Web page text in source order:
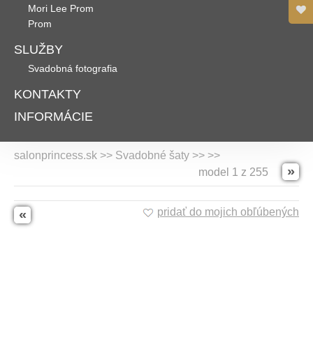
Mori Lee Prom
Prom
SLUŽBY
Svadobná fotografia
KONTAKTY
INFORMÁCIE
salonprincess.sk >> Svadobné šaty >> >>
»
model 1 z 255
« pridať do mojich obľúbených